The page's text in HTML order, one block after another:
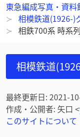
東急編成写真・資料
相模鉄道(1926-)
相鉄700系 時系
相模鉄道
最終更新日:2021-
作成・公開者: 矢口 <
このサイトについて